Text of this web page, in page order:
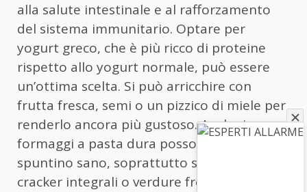
alla salute intestinale e al rafforzamento
del sistema immunitario. Optare per
yogurt greco, che è più ricco di proteine
rispetto allo yogurt normale, può essere
un’ottima scelta. Si può arricchire con
frutta fresca, semi o un pizzico di miele per
renderlo ancora più gustoso. Anche i
formaggi a pasta dura possono essere uno
spuntino sano, soprattutto se abbinati a
cracker integrali o verdure fresche.